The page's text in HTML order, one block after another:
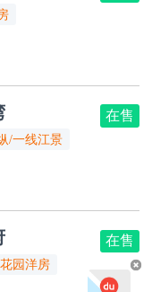
在售
/一线江景
在售
园洋房